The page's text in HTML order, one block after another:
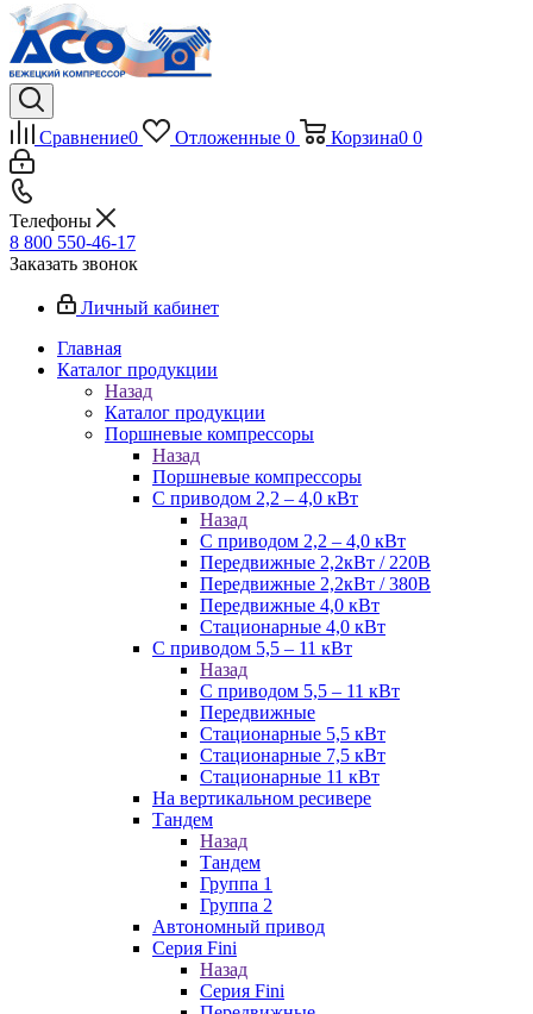
Сравнение0 Отложенные 0 Корзина0 0
Телефоны
8 800 550-46-17
Заказать звонок
Личный кабинет
Главная
Каталог продукции
Назад
Каталог продукции
Поршневые компрессоры
Назад
Поршневые компрессоры
С приводом 2,2 – 4,0 кВт
Назад
С приводом 2,2 – 4,0 кВт
Передвижные 2,2кВт / 220В
Передвижные 2,2кВт / 380В
Передвижные 4,0 кВт
Стационарные 4,0 кВт
С приводом 5,5 – 11 кВт
Назад
С приводом 5,5 – 11 кВт
Передвижные
Стационарные 5,5 кВт
Стационарные 7,5 кВт
Стационарные 11 кВт
На вертикальном ресивере
Тандем
Назад
Тандем
Группа 1
Группа 2
Автономный привод
Серия Fini
Назад
Серия Fini